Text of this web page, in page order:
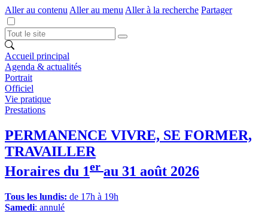
Aller au contenu Aller au menu Aller à la recherche Partager
Accueil principal
Agenda & actualités
Portrait
Officiel
Vie pratique
Prestations
PERMANENCE VIVRE, SE FORMER,
TRAVAILLER
Horaires du 1er au 31 août 2026
Tous les lundis: de 17h à 19h
Samedi: annulé